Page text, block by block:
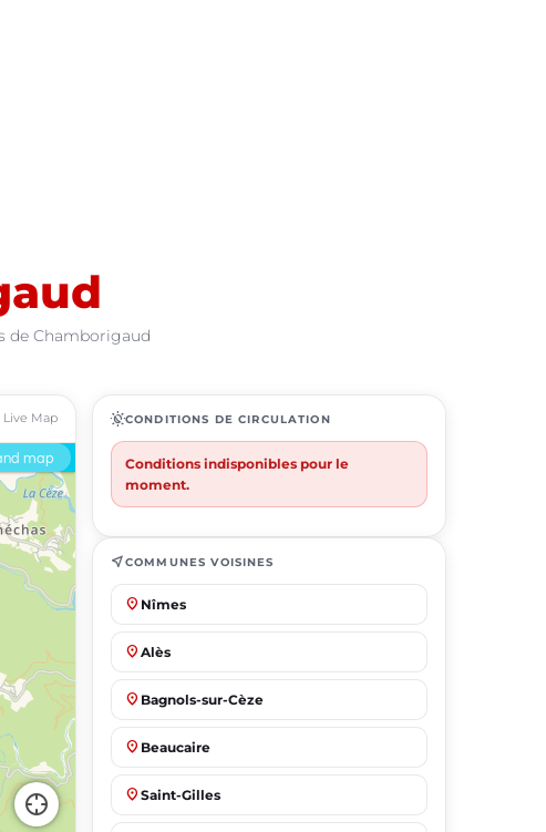
de Chamborigaud
Live Map routineCONDITIONS DE CIRCULATION
Conditions indisponibles pour le
moment.
near_meCOMMUNES VOISINES
place Nîmes
place Alès
place Bagnols-sur-Cèze
place Beaucaire
place Saint-Gilles